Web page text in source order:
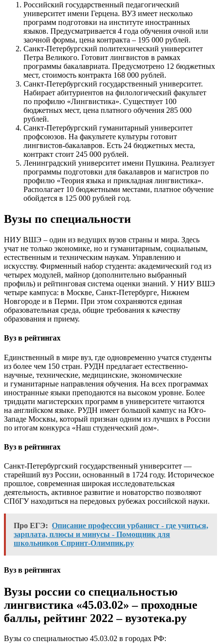
Российский государственный педагогический
университет имени Герцена. ВУЗ имеет несколько
программ подготовки на институте иностранных
языков. Предусматривается 4 года обучения очной или
заочной формы, цена контракта – 195 000 рублей.
Санкт-Петербургский политехнический университет
Петра Великого. Готовит лингвистов в рамках
программы бакалавриата. Предусмотрено 12 бюджетных
мест, стоимость контракта 168 000 рублей.
Санкт-Петербургский государственный университет.
Набирает абитуриентов на филологический факультет
по профилю «Лингвистика». Существует 100
бюджетных мест, цена платного обучения 285 000
рублей.
Санкт-Петербургский гуманитарный университет
профсоюзов. На факультете культуры готовит
лингвистов-бакалавров. Есть 24 бюджетных места,
контракт стоит 245 000 рублей.
Ленинградский университет имени Пушкина. Реализует
программы подготовки для бакалавров и магистров по
профилю «Теория языка и прикладная лингвистика».
Располагает 10 бюджетными местами, платное обучение
обойдется в 125 000 рублей год.
Вузы по специальности
НИУ ВШЭ – один из ведущих вузов страны и мира. Здесь
учат не только экономике, но и гуманитарным, социальным,
естественным и техническим наукам. Управлению и
искусству. Фирменный набор студента: академический год из
четырех модулей, майнор (дополнительно выбранный
профиль) и рейтинговая система оценки знаний. У НИУ ВШЭ
четыре кампуса: в Москве, Санкт-Петербурге, Нижнем
Новгороде и в Перми. При этом сохраняются единая
образовательная среда, общие требования к качеству
образования и приему.
Вуз в рейтингах
Единственный в мире вуз, где одновременно учатся студенты
из более чем 150 стран. РУДН предлагает естественно-
научные, технические, медицинские, экономические
и гуманитарные направления обучения. На всех программах
иностранные языки преподаются на высоком уровне. Более
тридцати магистерских программ в университете читаются
на английском языке. РУДН имеет большой кампус на Юго-
Западе Москвы, который признан одним из лучших в России
по итогам конкурса «Наш студенческий дом».
Вуз в рейтингах
Санкт-Петербургский государственный университет —
старейший вуз России, основанный в 1724 году. Историческое
прошлое, современная широкая исследовательская
деятельность, активное развитие и новаторство позволяют
СПбГУ находиться на передовых рубежах российской науки.
Про ЕГЭ: Описание профессии урбанист - где учиться,
зарплата, плюсы и минусы - Помощник для
школьников Спринт-Олимпик.ру
Вуз в рейтингах
Вузы россии со специальностью
лингвистика «45.03.02» – проходные
баллы, рейтинг 2022 – вузотека.ру
Вузы со специальностью 45.03.02 в городах РФ: